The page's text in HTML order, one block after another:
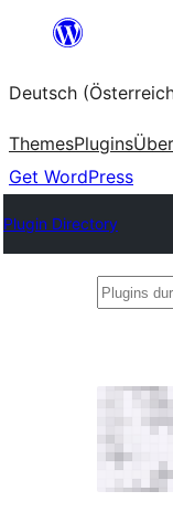
springen
Deutsch
ThemesPluginsÜber
Get WordPress
Plugin Directory
Plugins